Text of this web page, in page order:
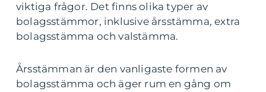
viktiga frågor. Det finns olika typer av
bolagsstämmor, inklusive årsstämma, extra
bolagsstämma och valstämma.
Årsstämman är den vanligaste formen av
bolagsstämma och äger rum en gång om